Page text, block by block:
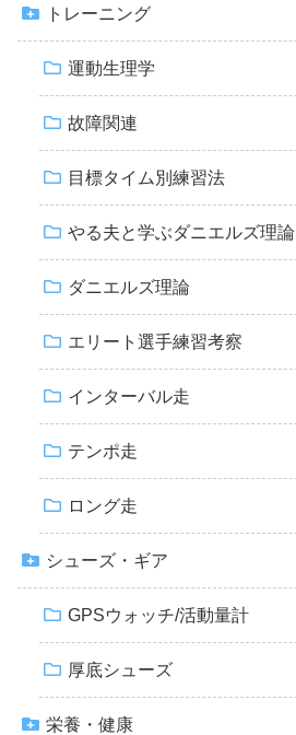
トレーニング
運動生理学
故障関連
目標タイム別練習法
やる夫と学ぶダニエルズ理論
ダニエルズ理論
エリート選手練習考察
インターバル走
テンポ走
ロング走
シューズ・ギア
GPSウォッチ/活動量計
厚底シューズ
栄養・健康